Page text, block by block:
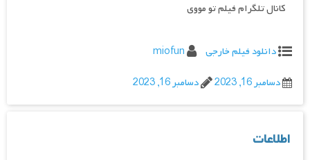
کانال تلگرام فیلم تو مووی
دانلود فیلم خارجی
miofun
دسامبر 16, 2023
دسامبر 16, 2023
اطلاعات